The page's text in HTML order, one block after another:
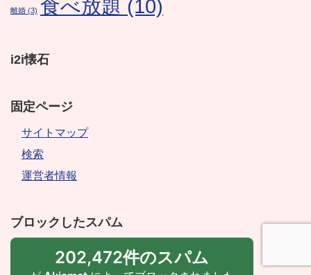
離婚 (3) 食べ放題 (10)
i2i懐石
固定ページ
サイトマップ
検索
運営者情報
ブロックしたスパム
202,472件のスパム